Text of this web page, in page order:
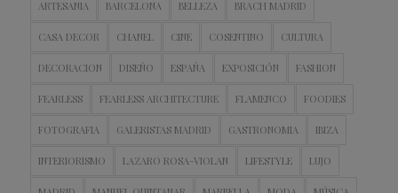
ARTESANIA BARCELONA BELLEZA BRACH MADRID
CASA DECOR CHANEL CINE COSENTINO CULTURA
DECORACION DISEÑO ESPAÑA EXPOSICIÓN FASHION
FEARLESS FEARLESS ARCHITECTURE FLAMENCO FOODIES
FOTOGRAFIA GALERISTAS MADRID GASTRONOMIA IBIZA
INTERIORISMO LAZARO ROSA-VIOLAN LIFESTYLE LUJO